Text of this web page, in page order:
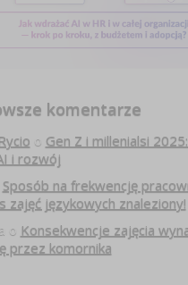
komentarze
o Gen Z i millenialsi
i rozwój
Sposób na frekwencję
zajęć językowych znaleziony!
o Konsekwencje zajęcia
przez komornika